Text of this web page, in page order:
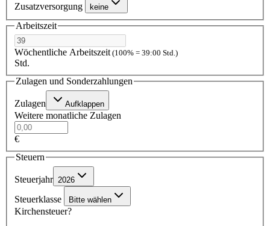
Zusatzversorgung keine
Arbeitszeit
Wöchentliche Arbeitszeit(100% = 39:00 Std.)
Std.
Zulagen und Sonderzahlungen
Zulagen Aufklappen
Weitere monatliche Zulagen
€
Steuern
Steuerjahr 2026
Steuerklasse Bitte wählen
Kirchensteuer?